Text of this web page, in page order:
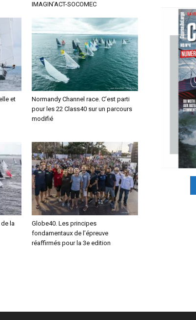
IMAGIN’ACT-SOCOMEC
et
Normandy Channel race. C’est parti
pour les 22 Class40 sur un parcours
modifié
la
Globe40. Les principes
fondamentaux de l’épreuve
réaffirmés pour la 3e edition